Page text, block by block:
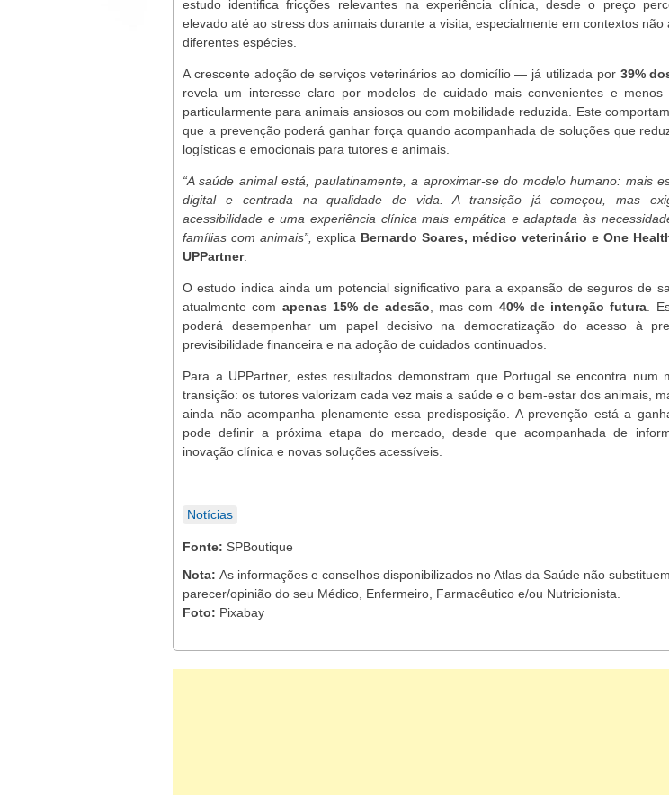
estudo identifica fricções relevantes na experiência clínica, desde o preço
elevado até ao stress dos animais durante a visita, especialmente em contextos não
diferentes espécies.
A crescente adoção de serviços veterinários ao domicílio — já utilizada por 39%
revela um interesse claro por modelos de cuidado mais convenientes e menos
particularmente para animais ansiosos ou com mobilidade reduzida. Este
que a prevenção poderá ganhar força quando acompanhada de soluções que
logísticas e emocionais para tutores e animais.
“A saúde animal está, paulatinamente, a aproximar-se do modelo humano: mais
digital e centrada na qualidade de vida. A transição já começou, mas
acessibilidade e uma experiência clínica mais empática e adaptada às
famílias com animais”, explica Bernardo Soares, médico veterinário e One
UPPartner.
O estudo indica ainda um potencial significativo para a expansão de seguros de
atualmente com apenas 15% de adesão , mas com 40% de intenção futura .
poderá desempenhar um papel decisivo na democratização do acesso à
previsibilidade financeira e na adoção de cuidados continuados.
Para a UPPartner, estes resultados demonstram que Portugal se encontra num
transição: os tutores valorizam cada vez mais a saúde e o bem-estar dos animais,
ainda não acompanha plenamente essa predisposição. A prevenção está a
pode definir a próxima etapa do mercado, desde que acompanhada de
inovação clínica e novas soluções acessíveis.
Notícias
Fonte: SPBoutique
Nota: As informações e conselhos disponibilizados no Atlas da Saúde não
parecer/opinião do seu Médico, Enfermeiro, Farmacêutico e/ou Nutricionista.
Foto: Pixabay